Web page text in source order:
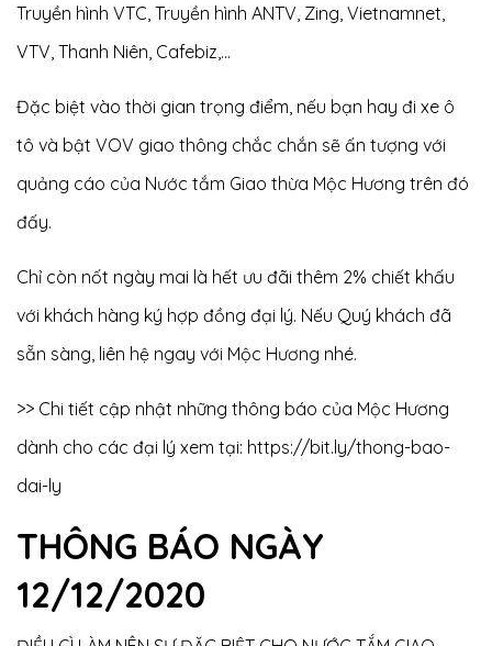
Truyền hình VTC, Truyền hình ANTV, Zing, Vietnamnet
VTV, Thanh Niên, Cafebiz,...
Đặc biệt vào thời gian trọng điểm, nếu bạn hay đi xe ô
tô và bật VOV giao thông chắc chắn sẽ ấn tượng với
quảng cáo của Nước tắm Giao thừa Mộc Hương trên đó
đấy.
Chỉ còn nốt ngày mai là hết ưu đãi thêm 2% chiết khấu
với khách hàng ký hợp đồng đại lý. Nếu Quý khách đã
sẵn sàng, liên hệ ngay với Mộc Hương nhé.
>> Chi tiết cập nhật những thông báo của Mộc Hương
dành cho các đại lý xem tại: https://bit.ly/thong-bao-
dai-ly
THÔNG BÁO NGÀY
12/12/2020